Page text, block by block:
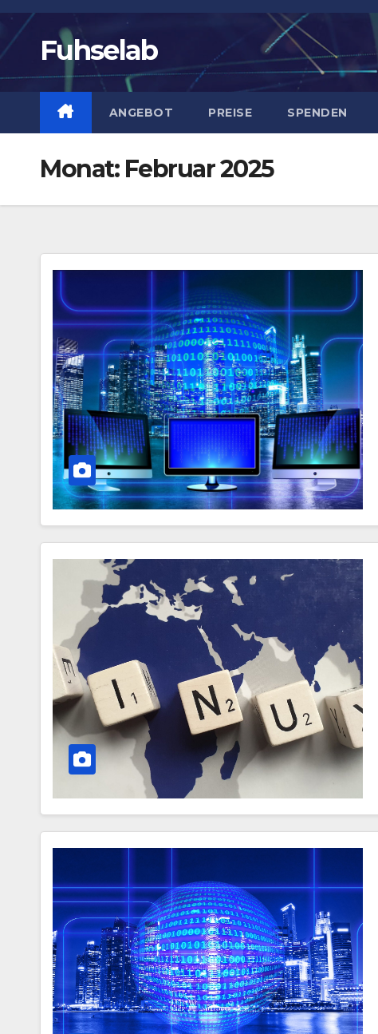
Zum
Inhalt
springenFuhselab
ANGEBOT PREISE SPENDEN
Monat: Februar 2025